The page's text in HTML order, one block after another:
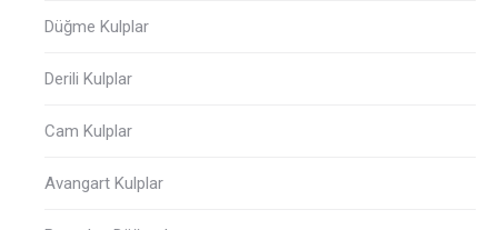
Düğme Kulplar
Derili Kulplar
Cam Kulplar
Avangart Kulplar